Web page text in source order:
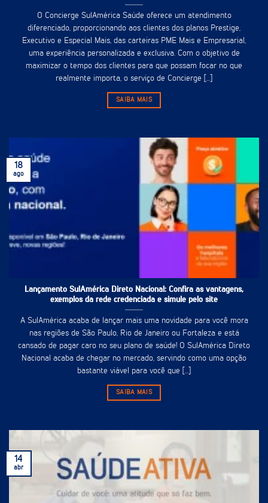
O Concierge SulAmérica Saúde oferece um atendimento
diferenciado, proporcionando aos clientes dos planos Prestige,
Executivo e Especial Mais, das carteiras PME Mais e Empresarial,
uma experiência personalizada e exclusiva. Com o objetivo de
maximizar o tempo dos clientes para que possam focar no que
realmente importa, o serviço de Concierge [...]
SAIBA MAIS
Lançamento SulAmérica Direto Nacional: Confira as vantagens,
exemplos da rede credenciada e simule pelo site
A SulAmérica acaba de lançar mais uma novidade para você mora
nas regiões de São Paulo, Rio de Janeiro ou Fortaleza e está
cansado de pagar caro no seu plano de saúde! O SulAmérica Direto
Nacional acaba de chegar no mercado, servindo como uma opção
bastante viável para você que [...]
SAIBA MAIS
18
ago
14
abr